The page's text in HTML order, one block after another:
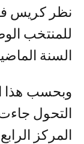
نظر كريس
للمنتخب
السنة
وبحسب هذا
التحول